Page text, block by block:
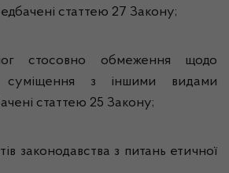
статтею 27 Закону;
стосовно обмеження щодо
суміщення з іншими видами
статтею 25 Закону;
законодавства з питань етичної